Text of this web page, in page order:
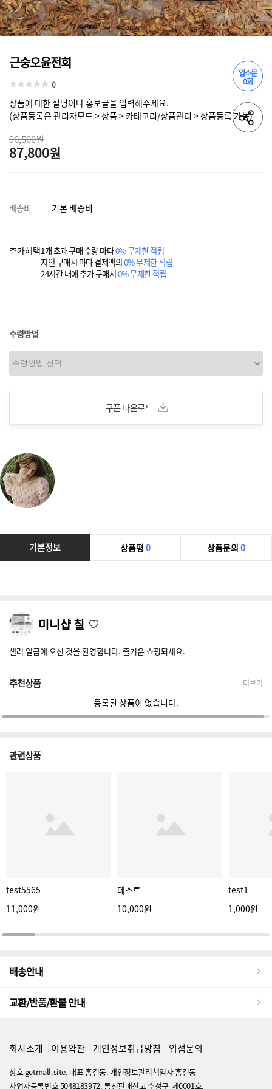
입소문
0회
근숭오윤전회
0
상품에 대한 설명이나 홍보글을 입력해주세요.
(상품등록은 관리자모드 > 상품 > 카테고리/상품관리 > 상품등록 가능)
96,500원
87,800원
배송비 기본 배송비
추가혜택1개 초과 구매 수량 마다0% 무제한 적립
지인 구매시 마다 결제액의0% 무제한 적립
24시간 내에 추가 구매시0% 무제한 적립
수령방법
쿠폰 다운로드
기본정보 상품평 0 상품문의 0
미니샵 칠
셀러 일곱에 오신 것을 환영합니다. 즐거운 쇼핑되세요.
추천상품 더보기
등록된 상품이 없습니다.
관련상품
test5565
11,000원
테스트
10,000원
test1
1,000원
배송안내
교환/반품/환불 안내
회사소개 이용약관 개인정보취급방침 입점문의
상호 getmall.site. 대표 홍길동. 개인정보관리책임자 홍길동
사업자등록번호 5048183972. 통신판매신고 수성구-제0001호.